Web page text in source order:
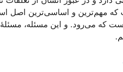
که مهم‌ترین و اساسی‌ترین اصل
که می‌رود. و این مسئله،